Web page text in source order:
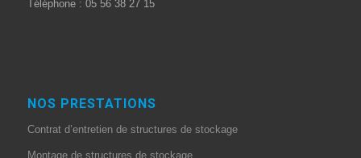
Téléphone : 05 56 38 27 15
NOS PRESTATIONS
Contrat d’entretien de structures de stockage
Montage de structures de stockage